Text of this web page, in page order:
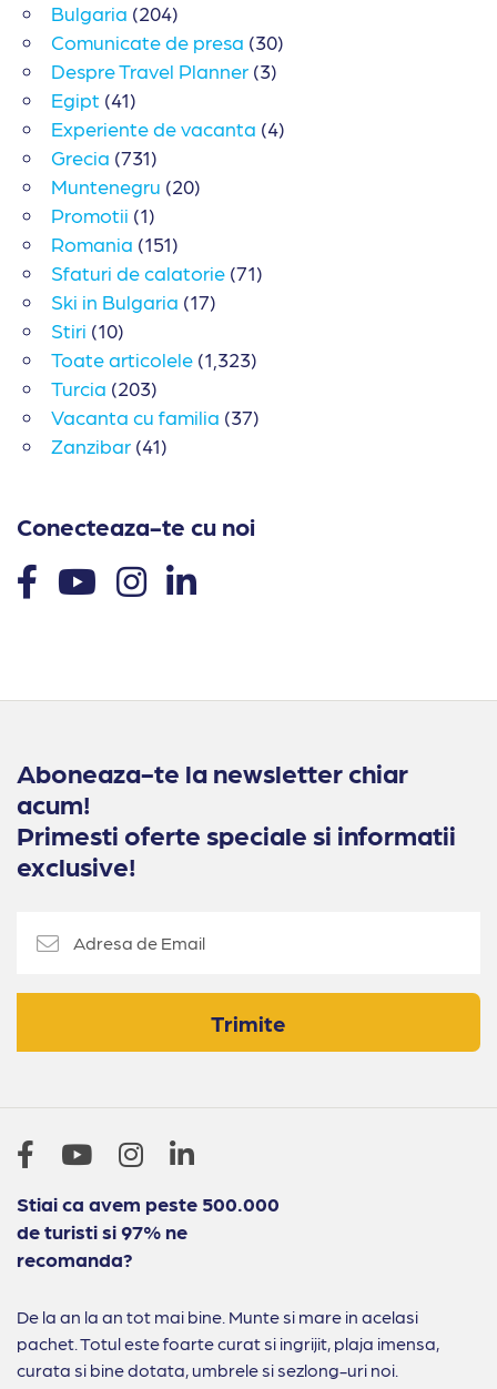
Bulgaria (204)
Comunicate de presa (30)
Despre Travel Planner (3)
Egipt (41)
Experiente de vacanta (4)
Grecia (731)
Muntenegru (20)
Promotii (1)
Romania (151)
Sfaturi de calatorie (71)
Ski in Bulgaria (17)
Stiri (10)
Toate articolele (1,323)
Turcia (203)
Vacanta cu familia (37)
Zanzibar (41)
Conecteaza-te cu noi
Aboneaza-te la newsletter chiar
acum!
Primesti oferte speciale si informatii
exclusive!
Trimite
Stiai ca avem peste 500.000
de turisti si 97% ne
recomanda?
De la an la an tot mai bine. Munte si mare in acelasi
pachet. Totul este foarte curat si ingrijit, plaja imensa,
curata si bine dotata, umbrele si sezlong-uri noi.